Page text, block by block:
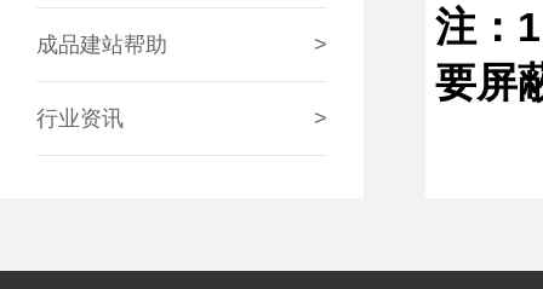
>
成品建站帮助
>
行业资讯
注：
要屏